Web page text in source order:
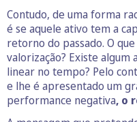
Contudo, de uma forma
é se aquele ativo tem a
retorno do passado. O
valorização? Existe
linear no tempo? Pelo
e lhe é apresentado um
performance negativa, o